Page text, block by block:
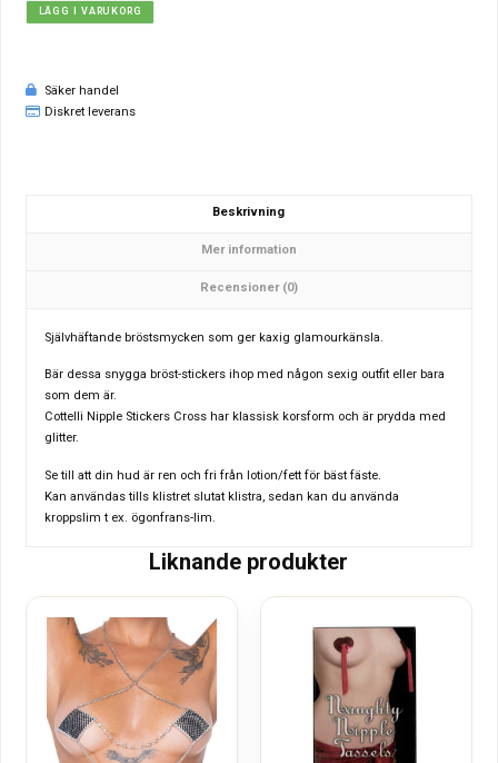
LÄGG I VARUKORG
Säker handel
Diskret leverans
Beskrivning
Mer information
Recensioner (0)
Självhäftande bröstsmycken som ger kaxig glamourkänsla.
Bär dessa snygga bröst-stickers ihop med någon sexig outfit eller bara
som dem är.
Cottelli Nipple Stickers Cross har klassisk korsform och är prydda med
glitter.
Se till att din hud är ren och fri från lotion/fett för bäst fäste.
Kan användas tills klistret slutat klistra, sedan kan du använda
kroppslim t ex. ögonfrans-lim.
Liknande produkter